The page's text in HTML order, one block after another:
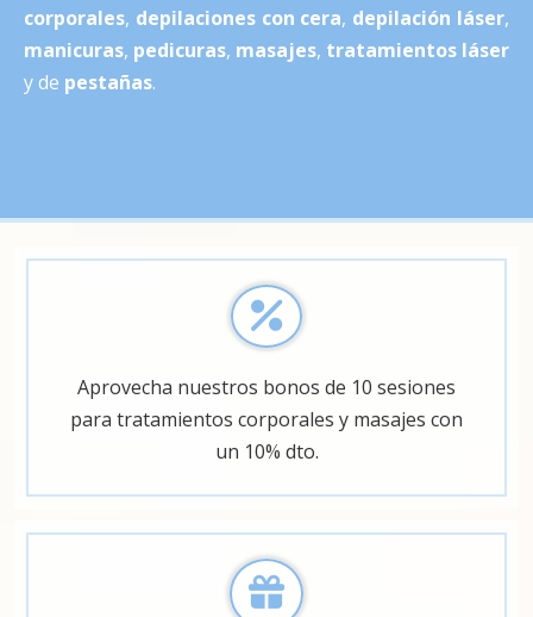
corporales, depilaciones con cera, depilación láser,
manicuras, pedicuras, masajes, tratamientos láser
y de pestañas.
Aprovecha nuestros bonos de 10 sesiones
para tratamientos corporales y masajes con
un 10% dto.